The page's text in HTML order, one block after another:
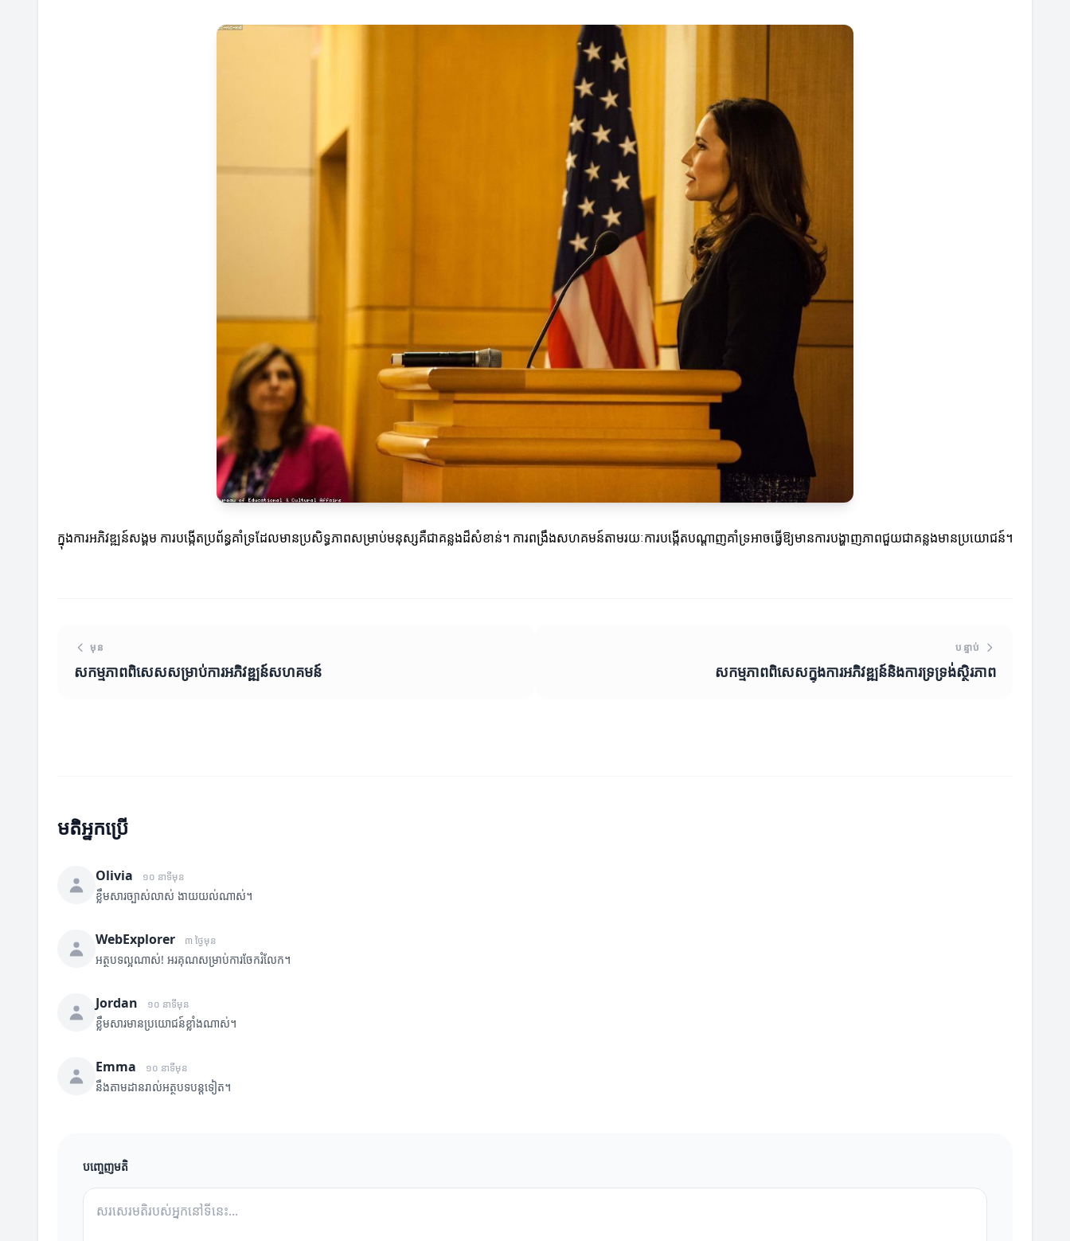
ក្នុងការអភិវឌ្ឍន៍សង្គម ការបង្កើតប្រព័ន្ធគាំទ្រដែលមានប្រសិទ្ធភាពសម្រាប់មនុស្សគឺជាគន្លងដ៏សំខាន់។ ការពង្រឹងសហគមន៍តាមរយៈការបង្កើតបណ្ដាញគាំទ្រអាចធ្វើឱ្យមានការបង្ហាញភាពជួយជាគន្លងមានប្រយោជន៍។
មុន
សកម្មភាពពិសេសសម្រាប់ការអភិវឌ្ឍន៍សហគមន៍
បន្ទាប់
សកម្មភាពពិសេសក្នុងការអភិវឌ្ឍន៍និងការទ្រទ្រង់ស្ថិរភាព
មតិអ្នកប្រើ
Olivia ១០ នាទីមុន
ខ្លឹមសារច្បាស់លាស់ ងាយយល់ណាស់។
WebExplorer ៣ ថ្ងៃមុន
អត្ថបទល្អណាស់! អរគុណសម្រាប់ការចែករំលែក។
Jordan ១០ នាទីមុន
ខ្លឹមសារមានប្រយោជន៍ខ្លាំងណាស់។
Emma ១០ នាទីមុន
នឹងតាមដានរាល់អត្ថបទបន្តទៀត។
បញ្ចេញមតិ